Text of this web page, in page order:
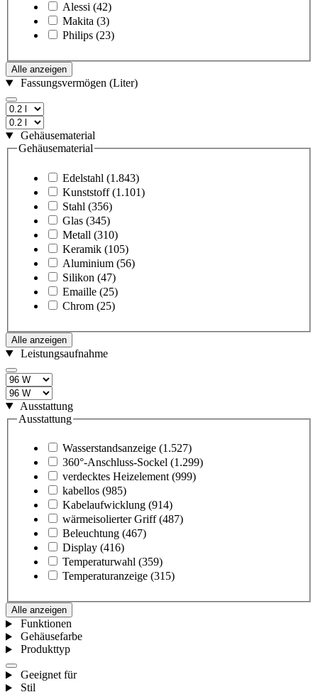
Alessi (42)
Makita (3)
Philips (23)
Alle anzeigen
Fassungsvermögen (Liter)
Gehäusematerial
Gehäusematerial
Edelstahl (1.843)
Kunststoff (1.101)
Stahl (356)
Glas (345)
Metall (310)
Keramik (105)
Aluminium (56)
Silikon (47)
Emaille (25)
Chrom (25)
Alle anzeigen
Leistungsaufnahme
Ausstattung
Ausstattung
Wasserstandsanzeige (1.527)
360°-Anschluss-Sockel (1.299)
verdecktes Heizelement (999)
kabellos (985)
Kabelaufwicklung (914)
wärmeisolierter Griff (487)
Beleuchtung (467)
Display (416)
Temperaturwahl (359)
Temperaturanzeige (315)
Alle anzeigen
Funktionen
Gehäusefarbe
Produkttyp
Geeignet für
Stil